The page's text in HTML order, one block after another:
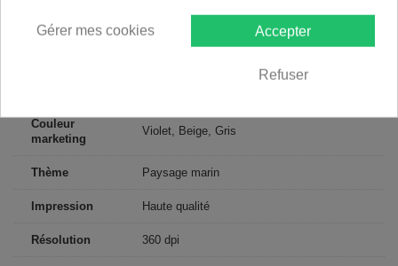
120x40 cm, 150x50 cm, 135x45 cm
Couleur
marketing
Violet, Beige, Gris
Thème Paysage marin
Impression Haute qualité
Résolution 360 dpi
Accepter
Refuser
Gérer mes cookies